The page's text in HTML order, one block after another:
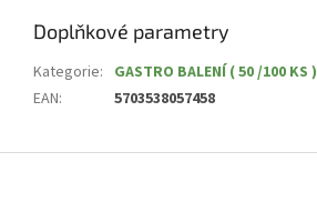
Doplňkové parametry
Kategorie: GASTRO BALENÍ ( 50 /100 KS )
EAN: 5703538057458